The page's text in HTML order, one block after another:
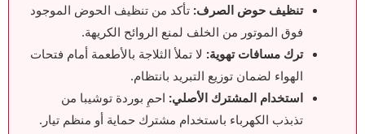
تنظيف حوض الصرف: تأكد من تنظيف الحوض الموجود
فوق الموتور من الخلف لمنع الروائح الكريهة.
ترك مسافات تهوية: لا تملأ الثلاجة بالأطعمة أمام فتحات
الهواء لضمان توزيع التبريد بانتظام.
استخدام المشترك الأصلي: احمِ بوردة توشيبا من
تذبذب الكهرباء باستخدام مشترك حماية أو منظم تيار.